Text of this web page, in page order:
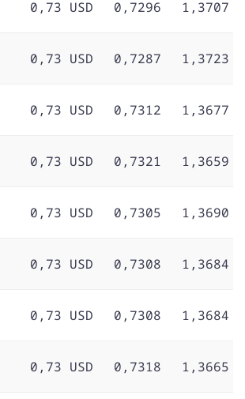
0,73 USD 0,7296 1,3707
0,73 USD 0,7287 1,3723
0,73 USD 0,7312 1,3677
0,73 USD 0,7321 1,3659
0,73 USD 0,7305 1,3690
0,73 USD 0,7308 1,3684
0,73 USD 0,7308 1,3684
0,73 USD 0,7318 1,3665